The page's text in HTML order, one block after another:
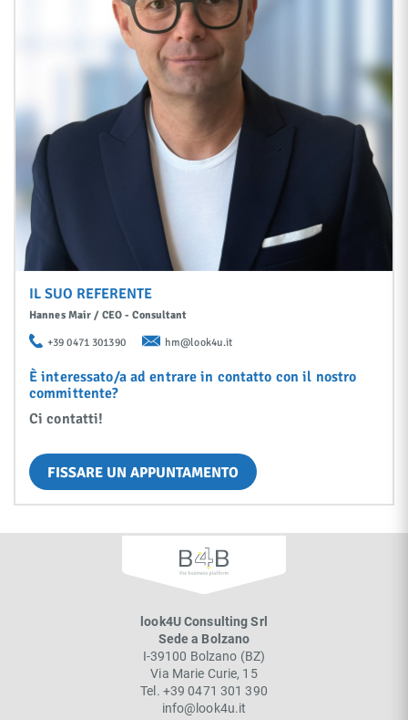
IL SUO REFERENTE
Hannes Mair / CEO - Consultant
+39 0471 301390 hm@look4u.it
È interessato/a ad entrare in contatto con il nostro
committente?
Ci contatti!
FISSARE UN APPUNTAMENTO
look4U Consulting Srl
Sede a Bolzano
I-39100 Bolzano (BZ)
Via Marie Curie, 15
Tel. +39 0471 301 390
info@look4u.it